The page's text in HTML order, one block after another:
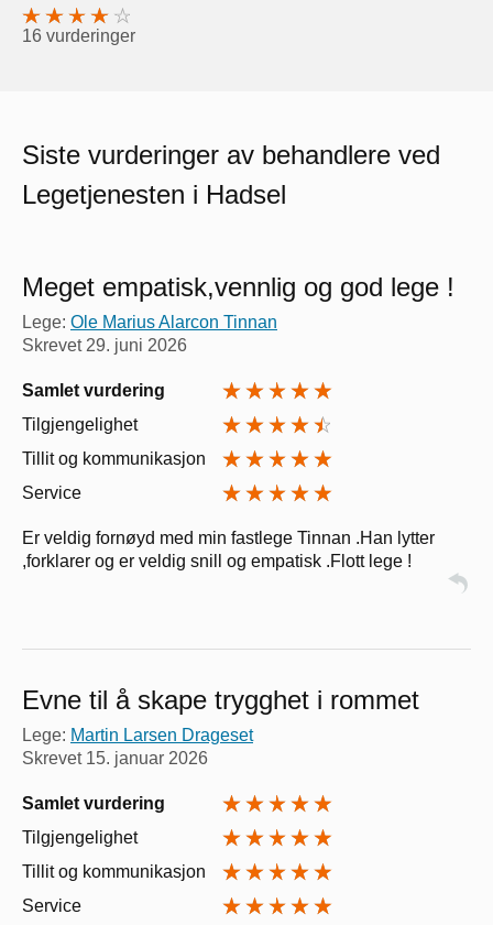
16 vurderinger
Siste vurderinger av behandlere ved
Legetjenesten i Hadsel
Meget empatisk,vennlig og god lege !
Lege: Ole Marius Alarcon Tinnan
Skrevet29. juni 2026
Samlet vurdering
Tilgjengelighet
Tillit og kommunikasjon
Service
Er veldig fornøyd med min fastlege Tinnan .Han lytter
,forklarer og er veldig snill og empatisk .Flott lege !
Evne til å skape trygghet i rommet
Lege: Martin Larsen Drageset
Skrevet 15. januar 2026
Samlet vurdering
Tilgjengelighet
Tillit og kommunikasjon
Service